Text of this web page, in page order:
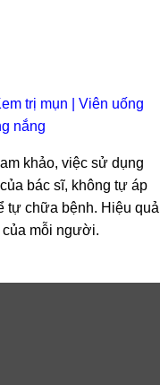
trị mụn
Viên uống
nắng
khảo, việc sử dụng
bác sĩ, không tự áp
tự chữa bệnh. Hiệu quả
của mỗi người.